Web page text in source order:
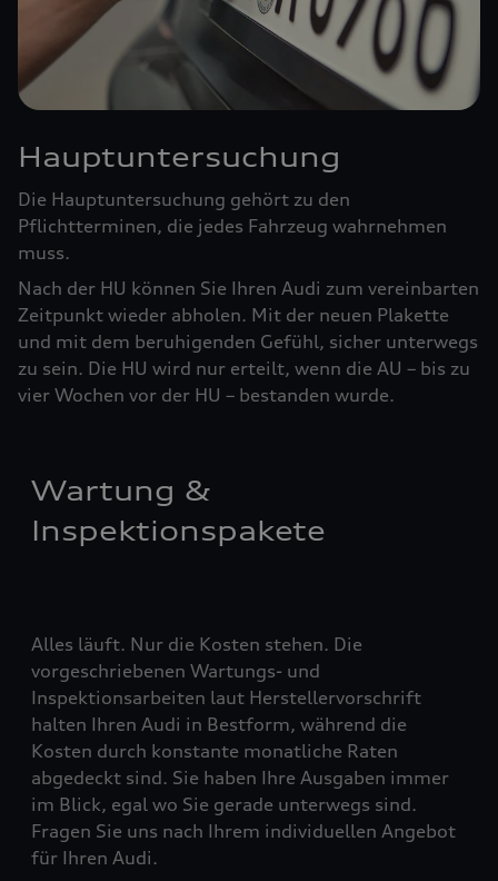
Hauptuntersuchung
Die Hauptuntersuchung gehört zu den
Pflichtterminen, die jedes Fahrzeug wahrnehmen
muss.
Nach der HU können Sie Ihren Audi zum vereinbarten
Zeitpunkt wieder abholen. Mit der neuen Plakette
und mit dem beruhigenden Gefühl, sicher unterwegs
zu sein. Die HU wird nur erteilt, wenn die AU – bis zu
vier ­Woch­en vor der HU – bestanden wurde.
Wartung &
Inspektionspakete
Alles läuft. Nur die Kosten stehen. Die
vorgeschriebenen Wartungs- und
Inspektionsarbeiten laut Herstellervorschrift
halten Ihren Audi in Bestform, während die
Kosten durch konstante monatliche Raten
abgedeckt sind. Sie haben Ihre Ausgaben immer
im Blick, egal wo Sie gerade unterwegs sind.
Fragen Sie uns nach Ihrem individuellen Angebot
für Ihren Audi.